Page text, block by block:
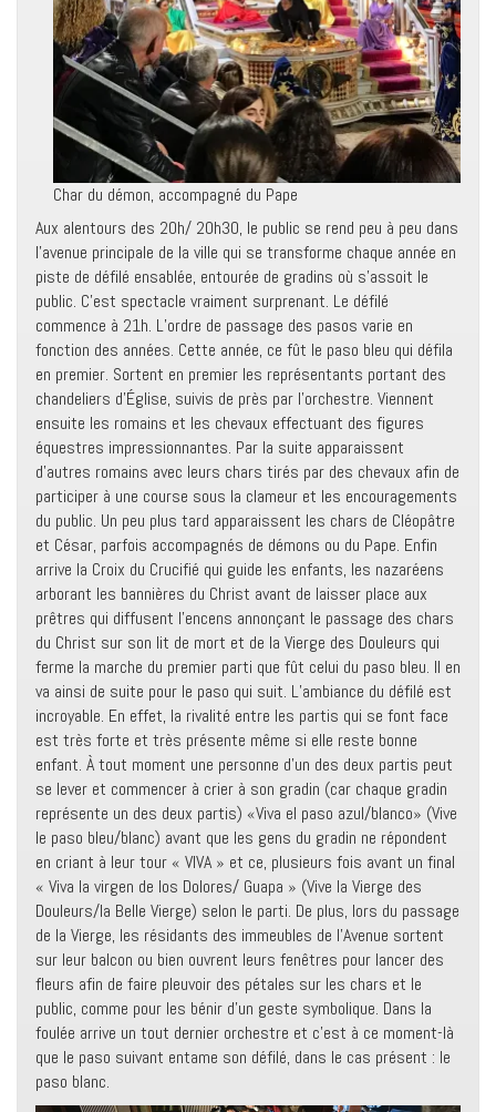
Char du démon, accompagné du Pape
Aux alentours des 20h/ 20h30, le public se rend peu à peu dans
l’avenue principale de la ville qui se transforme chaque année en
piste de défilé ensablée, entourée de gradins où s’assoit le
public. C’est spectacle vraiment surprenant. Le défilé
commence à 21h. L’ordre de passage des pasos varie en
fonction des années. Cette année, ce fût le paso bleu qui défila
en premier. Sortent en premier les représentants portant des
chandeliers d’Église, suivis de près par l’orchestre. Viennent
ensuite les romains et les chevaux effectuant des figures
équestres impressionnantes. Par la suite apparaissent
d’autres romains avec leurs chars tirés par des chevaux afin de
participer à une course sous la clameur et les encouragements
du public. Un peu plus tard apparaissent les chars de Cléopâtre
et César, parfois accompagnés de démons ou du Pape. Enfin
arrive la Croix du Crucifié qui guide les enfants, les nazaréens
arborant les bannières du Christ avant de laisser place aux
prêtres qui diffusent l’encens annonçant le passage des chars
du Christ sur son lit de mort et de la Vierge des Douleurs qui
ferme la marche du premier parti que fût celui du paso bleu. Il en
va ainsi de suite pour le paso qui suit. L’ambiance du défilé est
incroyable. En effet, la rivalité entre les partis qui se font face
est très forte et très présente même si elle reste bonne
enfant. À tout moment une personne d’un des deux partis peut
se lever et commencer à crier à son gradin (car chaque gradin
représente un des deux partis) «Viva el paso azul/blanco» (Vive
le paso bleu/blanc) avant que les gens du gradin ne répondent
en criant à leur tour « VIVA » et ce, plusieurs fois avant un final
« Viva la virgen de los Dolores/ Guapa » (Vive la Vierge des
Douleurs/la Belle Vierge) selon le parti. De plus, lors du passage
de la Vierge, les résidants des immeubles de l’Avenue sortent
sur leur balcon ou bien ouvrent leurs fenêtres pour lancer des
fleurs afin de faire pleuvoir des pétales sur les chars et le
public, comme pour les bénir d’un geste symbolique. Dans la
foulée arrive un tout dernier orchestre et c’est à ce moment-là
que le paso suivant entame son défilé, dans le cas présent : le
paso blanc.